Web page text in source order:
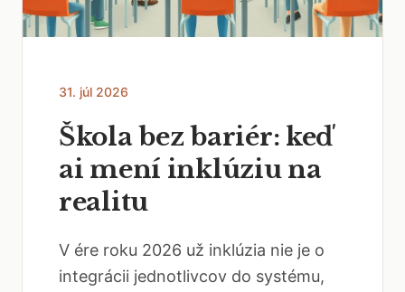
31. júl 2026
Škola bez bariér: keď
ai mení inklúziu na
realitu
V ére roku 2026 už inklúzia nie je o
integrácii jednotlivcov do systému,